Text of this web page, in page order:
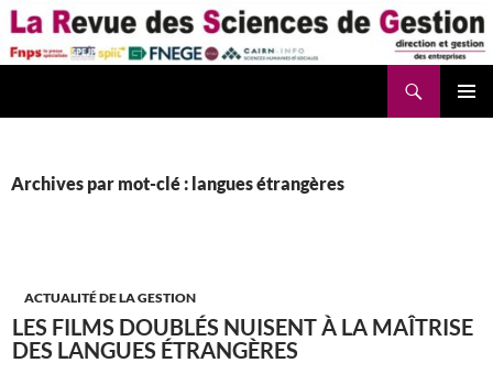
Aller
au
contenu
Archives par mot-clé : langues étrangères
ACTUALITÉ DE LA GESTION
LES FILMS DOUBLÉS NUISENT À LA MAÎTRISE
DES LANGUES ÉTRANGÈRES